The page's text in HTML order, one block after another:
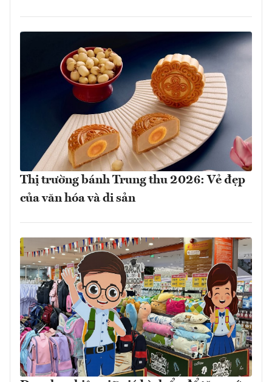
Thị trường bánh Trung thu 2026: Vẻ đẹp
của văn hóa và di sản